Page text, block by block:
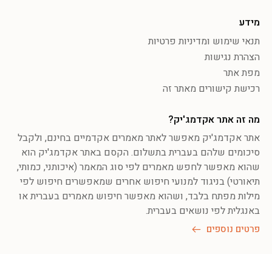
מידע
תנאי שימוש ומדיניות פרטיות
הצהרת נגישות
מפת אתר
רכישת קישורים מאתר זה
מה זה אתר אקדמג'יק?
אתר אקדמג'יק מאפשר לאתר מאמרים אקדמיים בחינם, ולקבל
סיכומים שלהם בעברית בתשלום. הקסם באתר אקדמג'יק הוא
שהוא מאפשר לחפש מאמרים לפי סוג המאמר (איכותני, כמותי,
תיאורטי) בניגוד למנועי חיפוש אחרים שמאפשרים חיפוש לפי
מילות מפתח בלבד, ושהוא מאפשר חיפוש מאמרים בעברית או
באנגלית לפי נושאים בעברית.
פרטים נוספים